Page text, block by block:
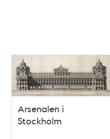
Arsenalen i
Stockholm